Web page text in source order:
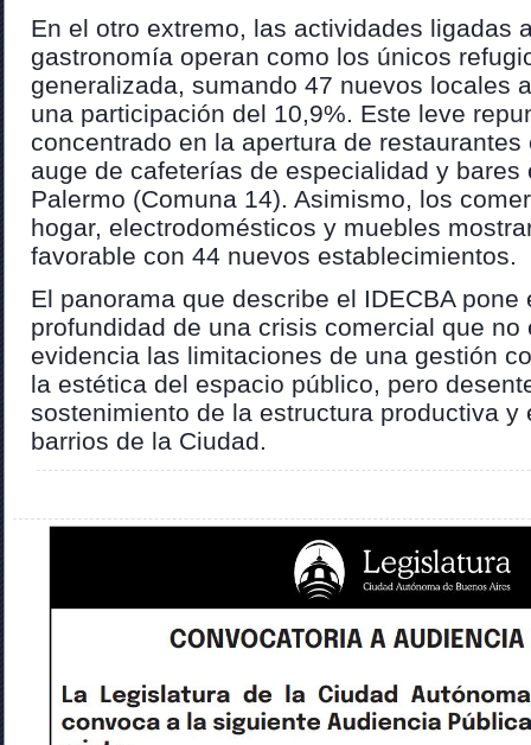
En el otro extremo, las actividades ligadas
gastronomía operan como los únicos
generalizada, sumando 47 nuevos locales
una participación del 10,9%. Este leve
concentrado en la apertura de
auge de cafeterías de especialidad y bares
Palermo (Comuna 14). Asimismo, los
hogar, electrodomésticos y muebles
favorable con 44 nuevos establecimientos.
El panorama que describe el IDECBA pone
profundidad de una crisis comercial que no
evidencia las limitaciones de una gestión
la estética del espacio público, pero
sostenimiento de la estructura productiva y
barrios de la Ciudad.